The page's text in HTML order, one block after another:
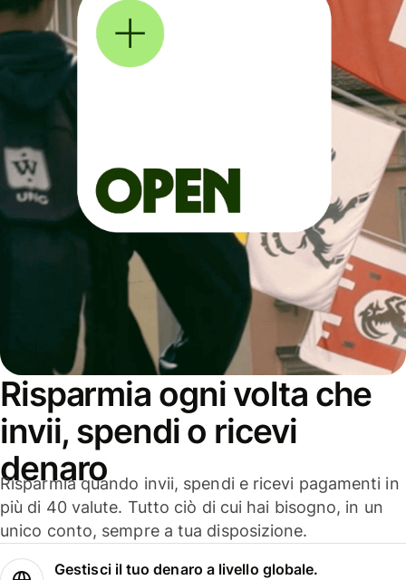
Risparmia ogni volta che
invii, spendi o ricevi
denaro
Risparmia quando invii, spendi e ricevi pagamenti in
più di 40 valute. Tutto ciò di cui hai bisogno, in un
unico conto, sempre a tua disposizione.
Gestisci il tuo denaro a livello globale.